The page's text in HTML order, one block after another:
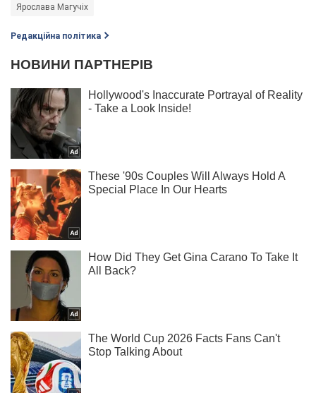
Ярослава Магучіх
Редакційна політика